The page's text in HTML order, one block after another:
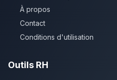
À propos
Contact
Conditions d'utilisation
Outils RH